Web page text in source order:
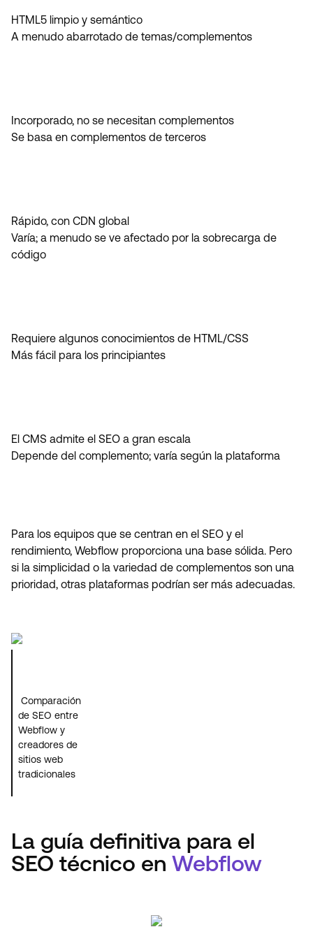
HTML5 limpio y semántico
A menudo abarrotado de temas/complementos
Incorporado, no se necesitan complementos
Se basa en complementos de terceros
Rápido, con CDN global
Varía; a menudo se ve afectado por la sobrecarga de
código
Requiere algunos conocimientos de HTML/CSS
Más fácil para los principiantes
El CMS admite el SEO a gran escala
Depende del complemento; varía según la plataforma
Para los equipos que se centran en el SEO y el
rendimiento, Webflow proporciona una base sólida. Pero
si la simplicidad o la variedad de complementos son una
prioridad, otras plataformas podrían ser más adecuadas.
Comparación
de SEO entre
Webflow y
creadores de
sitios web
tradicionales
La guía definitiva para el
SEO técnico en Webflow